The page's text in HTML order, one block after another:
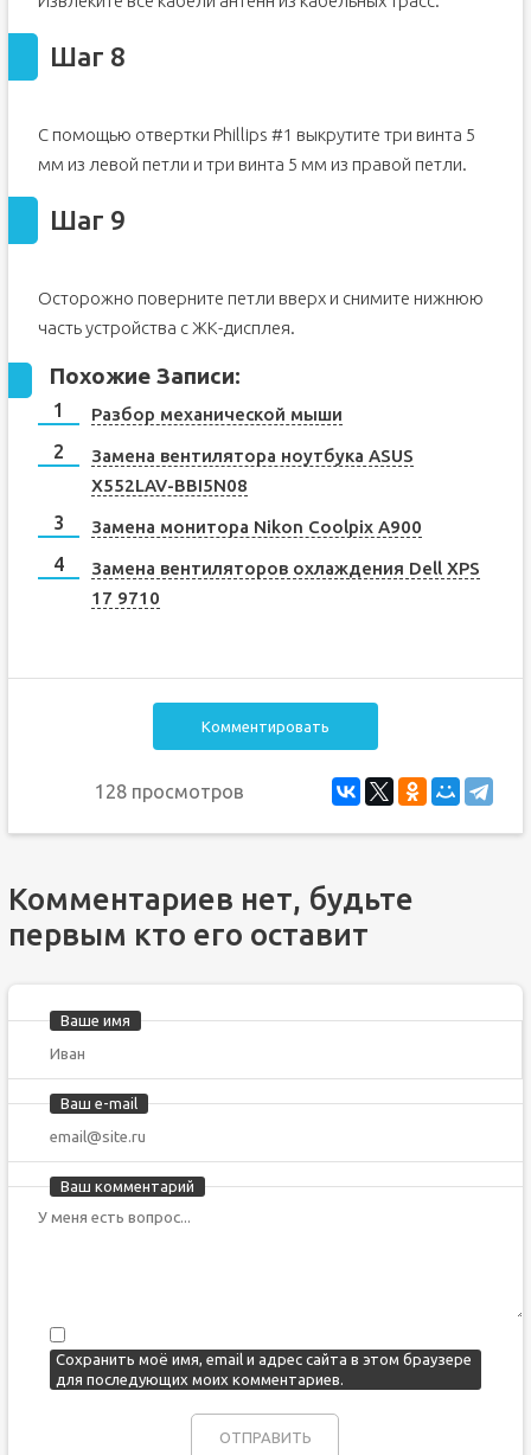
Шаг 8
С помощью отвертки Phillips #1 выкрутите три винта 5
мм из левой петли и три винта 5 мм из правой петли.
Шаг 9
Осторожно поверните петли вверх и снимите нижнюю
часть устройства с ЖК-дисплея.
Похожие Записи:
Разбор механической мыши
Замена вентилятора ноутбука ASUS
X552LAV-BBI5N08
Замена монитора Nikon Coolpix A900
Замена вентиляторов охлаждения Dell XPS
17 9710
Комментировать
128 просмотров
Комментариев нет, будьте
первым кто его оставит
Ваше имя
Ваш e-mail
Ваш комментарий
Сохранить моё имя, email и адрес сайта в этом браузере
для последующих моих комментариев.